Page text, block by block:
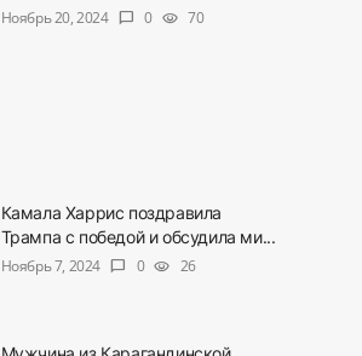
Ноябрь 20, 2024
chat_bubble 0 visibility 70
Камала Харрис поздравила
Трампа с победой и обсудила ми...
Ноябрь 7, 2024
chat_bubble 0 visibility 26